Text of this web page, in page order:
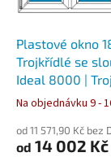
Plastové okno
Trojkřídlé se
Ideal 8000 |
Na objednávku 9 -
od 11 571,90 Kč bez
od 14 002 Kč